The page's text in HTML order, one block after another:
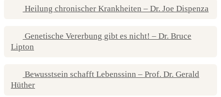
Heilung chronischer Krankheiten – Dr. Joe Dispenza
Genetische Vererbung gibt es nicht! – Dr. Bruce
Lipton
Bewusstsein schafft Lebenssinn – Prof. Dr. Gerald
Hüther